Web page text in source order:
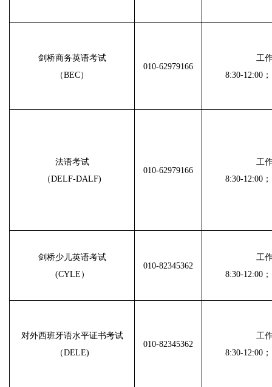
剑桥商务英语考试
（BEC）
010-62979166
工
8:30-12:00
法语考试
（DELF-DALF)
010-62979166
工
8:30-12:00
剑桥少儿英语考试
(CYLE）
010-82345362
工
8:30-12:00
对外西班牙语水平证书考试
（DELE)
010-82345362
工
8:30-12:00